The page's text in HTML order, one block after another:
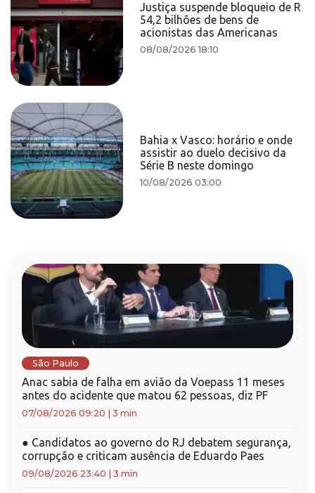
Justiça suspende bloqueio de R
54,2 bilhões de bens de
acionistas das Americanas
08/08/2026 18:10
Bahia x Vasco: horário e onde
assistir ao duelo decisivo da
Série B neste domingo
10/08/2026 03:00
São Paulo
Anac sabia de falha em avião da Voepass 11 meses
antes do acidente que matou 62 pessoas, diz PF
07/08/2026 09:20 3 min
● Candidatos ao governo do RJ debatem segurança,
corrupção e criticam ausência de Eduardo Paes
09/08/2026 23:40 3 min